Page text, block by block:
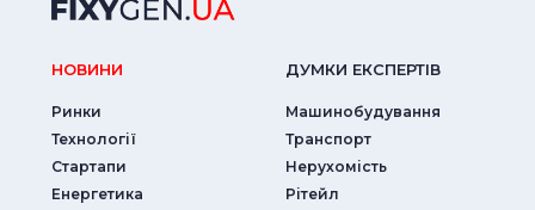
НОВИНИ
Ринки
Технології
Стартапи
Енергетика
ДУМКИ ЕКСПЕРТIВ
Машинобудування
Транспорт
Нерухомість
Рітейл